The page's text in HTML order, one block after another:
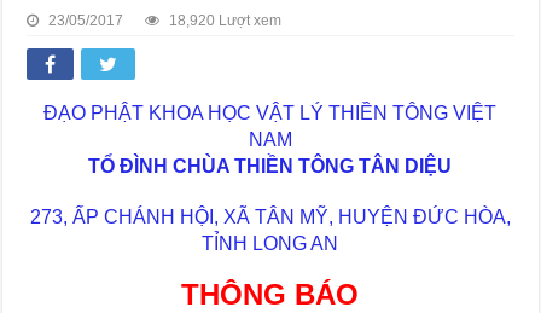
23/05/2017 18,920 Lượt xem
ĐẠO PHẬT KHOA HỌC VẬT LÝ THIỀN TÔNG VIỆT
NAM
TỔ ĐÌNH CHÙA THIỀN TÔNG TÂN DIỆU
273, ẤP CHÁNH HỘI, XÃ TÂN MỸ, HUYỆN ĐỨC HÒA,
TỈNH LONG AN
THÔNG BÁO